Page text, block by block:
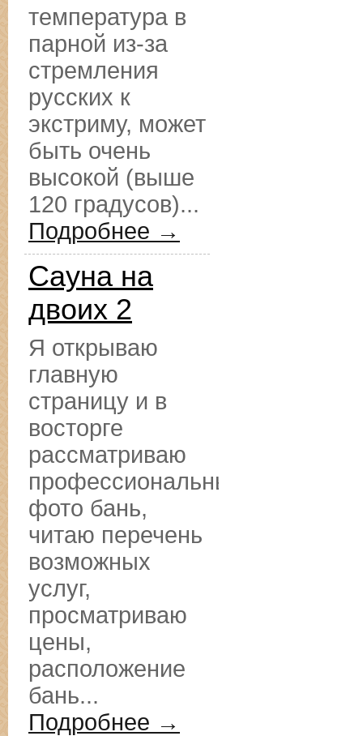
температура в
парной из-за
стремления
русских к
экстриму, может
быть очень
высокой (выше
120 градусов)...
Подробнее →
Сауна на
двоих 2
Я открываю
главную
страницу и в
восторге
рассматриваю
профессиональные
фото бань,
читаю перечень
возможных
услуг,
просматриваю
цены,
расположение
бань...
Подробнее →